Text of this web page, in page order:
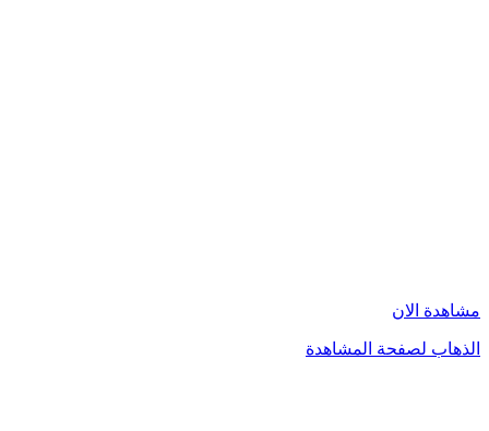
مشاهدة الان
الذهاب لصفحة المشاهدة